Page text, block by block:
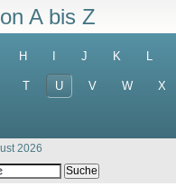
A bis Z
H J K L
T U V W X
2026